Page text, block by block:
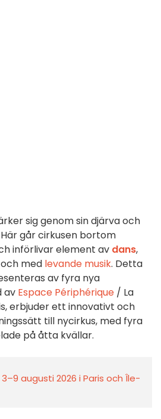
sig genom sin djärva och
går cirkusen bortom
införlivar element av dans,
med levande musik. Detta
av fyra nya
av Espace Périphérique / La
erbjuder ett innovativt och
till nycirkus, med fyra
på åtta kvällar.
augusti 2026 i Paris och Île-